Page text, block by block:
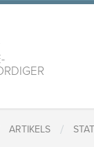
ARTIKELS /